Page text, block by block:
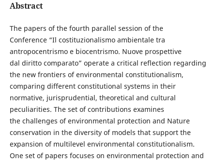
Abstract
The papers of the fourth parallel session of the
Conference “Il costituzionalismo ambientale tra
antropocentrismo e biocentrismo. Nuove prospettive
dal diritto comparato” operate a critical reflection regarding
the new frontiers of environmental constitutionalism,
comparing different constitutional systems in their
normative, jurisprudential, theoretical and cultural
peculiarities. The set of contributions examines
the challenges of environmental protection and Nature
conservation in the diversity of models that support the
expansion of multilevel environmental constitutionalism.
One set of papers focuses on environmental protection and